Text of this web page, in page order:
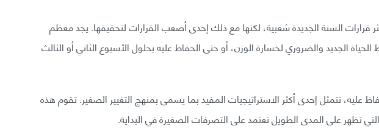
قرارات السنة الجديدة شعبية، لكنها مع ذلك إحدى أصعب القرارات لتحقيقها. يجد معظم
الجديد والضروري لخسارة الوزن، أو حتى الحفاظ عليه بحلول الأسبوع الثاني أو الثالث
عليه، تتمثل إحدى أكثر الاستراتيجيات المفيد بما يسمى بمنهج التغيير الصغير. تقوم هذه
تظهر على المدى الطويل تعتمد على التصرفات الصغيرة في البداية.